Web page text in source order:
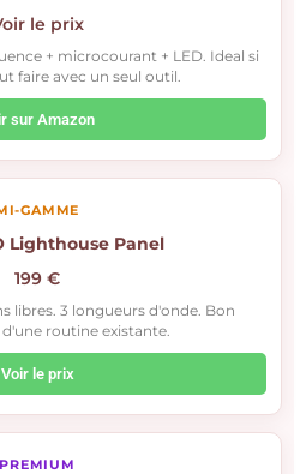
le prix
+ microcourant + LED. Ideal si
faire avec un seul outil.
sur Amazon
GAMME
Lighthouse Panel
199 €
libres. 3 longueurs d'onde. Bon
routine existante.
Voir le prix
PREMIUM